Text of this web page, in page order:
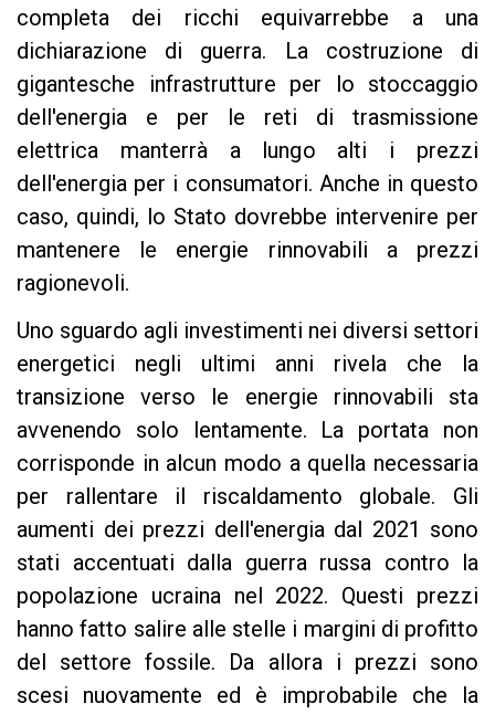
completa dei ricchi equivarrebbe a una
dichiarazione di guerra. La costruzione di
gigantesche infrastrutture per lo stoccaggio
dell'energia e per le reti di trasmissione
elettrica manterrà a lungo alti i prezzi
dell'energia per i consumatori. Anche in questo
caso, quindi, lo Stato dovrebbe intervenire per
mantenere le energie rinnovabili a prezzi
ragionevoli.
Uno sguardo agli investimenti nei diversi settori
energetici negli ultimi anni rivela che la
transizione verso le energie rinnovabili sta
avvenendo solo lentamente. La portata non
corrisponde in alcun modo a quella necessaria
per rallentare il riscaldamento globale. Gli
aumenti dei prezzi dell'energia dal 2021 sono
stati accentuati dalla guerra russa contro la
popolazione ucraina nel 2022. Questi prezzi
hanno fatto salire alle stelle i margini di profitto
del settore fossile. Da allora i prezzi sono
scesi nuovamente ed è improbabile che la